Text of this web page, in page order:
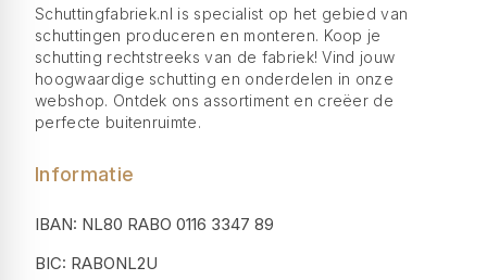
Schuttingfabriek.nl is specialist op het gebied van
schuttingen produceren en monteren. Koop je
schutting rechtstreeks van de fabriek! Vind jouw
hoogwaardige schutting en onderdelen in onze
webshop. Ontdek ons assortiment en creëer de
perfecte buitenruimte.
Informatie
IBAN: NL80 RABO 0116 3347 89
BIC: RABONL2U